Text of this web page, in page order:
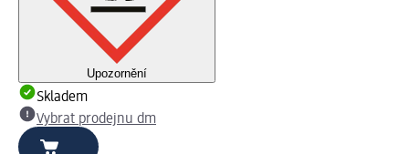
Upozornění
Skladem
Vybrat prodejnu dm